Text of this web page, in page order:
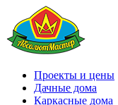
Проекты и цены
Дачные дома
Каркасные дома